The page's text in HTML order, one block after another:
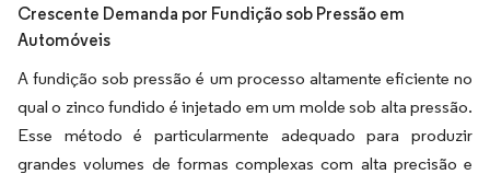
Crescente Demanda por Fundição sob Pressão em
Automóveis
A fundição sob pressão é um processo altamente eficiente no
qual o zinco fundido é injetado em um molde sob alta pressão.
Esse método é particularmente adequado para produzir
grandes volumes de formas complexas com alta precisão e